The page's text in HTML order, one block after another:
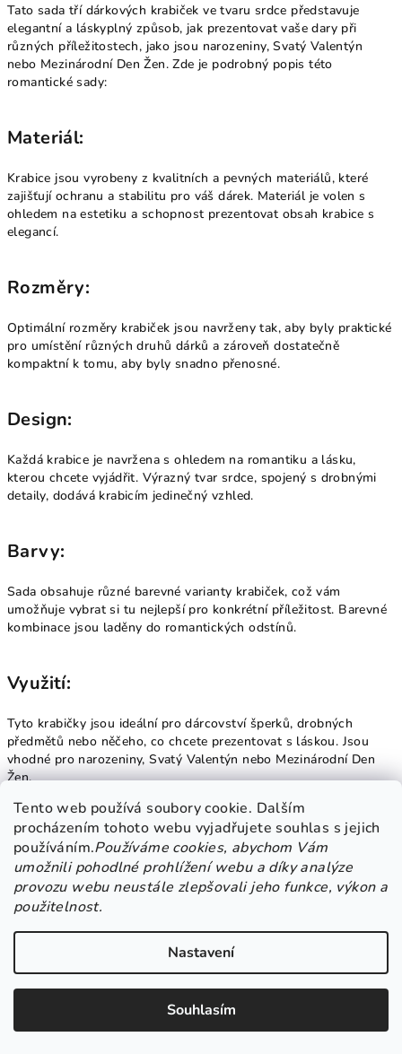
Tento web používá soubory cookie. Dalším
procházením tohoto webu vyjadřujete souhlas s jejich
používáním.Používáme cookies, abychom Vám
umožnili pohodlné prohlížení webu a díky analýze
provozu webu neustále zlepšovali jeho funkce, výkon a
použitelnost.
Nastavení
Souhlasím
Tato sada tří dárkových krabiček ve tvaru srdce představuje
elegantní a láskyplný způsob, jak prezentovat vaše dary při
různých příležitostech, jako jsou narozeniny, Svatý Valentýn
nebo Mezinárodní Den Žen. Zde je podrobný popis této
romantické sady:
Materiál:
Krabice jsou vyrobeny z kvalitních a pevných materiálů, které
zajišťují ochranu a stabilitu pro váš dárek. Materiál je volen s
ohledem na estetiku a schopnost prezentovat obsah krabice s
elegancí.
Rozměry:
Optimální rozměry krabiček jsou navrženy tak, aby byly praktické
pro umístění různých druhů dárků a zároveň dostatečně
kompaktní k tomu, aby byly snadno přenosné.
Design:
Každá krabice je navržena s ohledem na romantiku a lásku,
kterou chcete vyjádřit. Výrazný tvar srdce, spojený s drobnými
detaily, dodává krabicím jedinečný vzhled.
Barvy:
Sada obsahuje různé barevné varianty krabiček, což vám
umožňuje vybrat si tu nejlepší pro konkrétní příležitost. Barevné
kombinace jsou laděny do romantických odstínů.
Využití:
Tyto krabičky jsou ideální pro dárcovství šperků, drobných
předmětů nebo něčeho, co chcete prezentovat s láskou. Jsou
vhodné pro narozeniny, Svatý Valentýn nebo Mezinárodní Den
Žen.
Výhody:
Sada obsahuje 3 dárkové krabičky ve tvaru srdce.
Romantický design pro různé příležitosti.
Barevné varianty pro individuální výběr.
Závěr: